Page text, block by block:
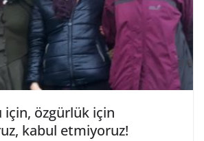
için, özgürlük için
kabul etmiyoruz!